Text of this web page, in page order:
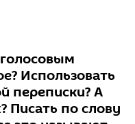
Использовать
переписки? А
Писать по слову